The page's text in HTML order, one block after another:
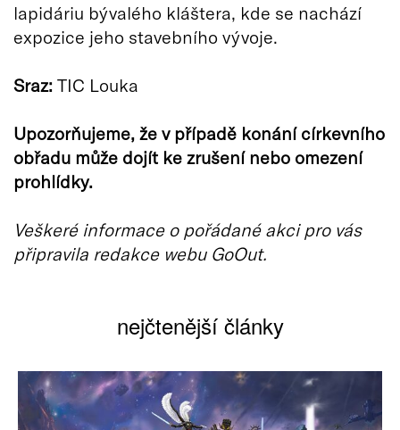
lapidáriu bývalého kláštera, kde se nachází
expozice jeho stavebního vývoje.
Sraz: TIC Louka
Upozorňujeme, že v případě konání církevního
obřadu může dojít ke zrušení nebo omezení
prohlídky.
Veškeré informace o pořádané akci pro vás
připravila redakce webu GoOut.
nejčtenější články